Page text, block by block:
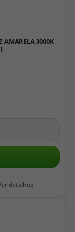
AMARELA 3000K
detalhes